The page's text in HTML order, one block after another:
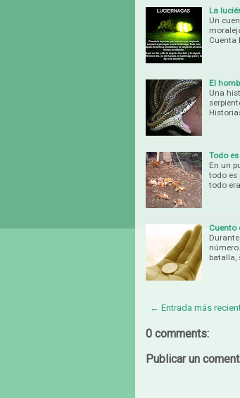
La
Un
Cuenta
El
Una
Todo
En un
todo es
todo
Cuento
batalla,
← Entrada más
0 comments:
Publicar un